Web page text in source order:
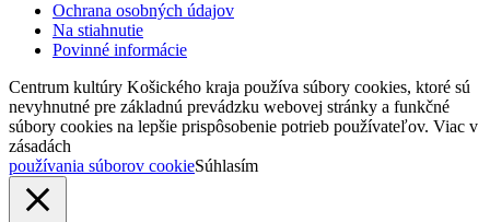
Ochrana osobných údajov
Na stiahnutie
Povinné informácie
Centrum kultúry Košického kraja používa súbory cookies, ktoré sú
nevyhnutné pre základnú prevádzku webovej stránky a funkčné
súbory cookies na lepšie prispôsobenie potrieb používateľov. Viac v
zásadách
používania súborov cookieSúhlasím